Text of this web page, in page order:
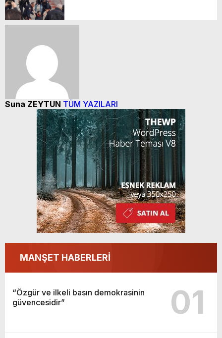
Suna ZEYTUN TÜM YAZILARI
MANŞET HABERLERİ
“Özgür ve ilkeli basın demokrasinin
güvencesidir”
01